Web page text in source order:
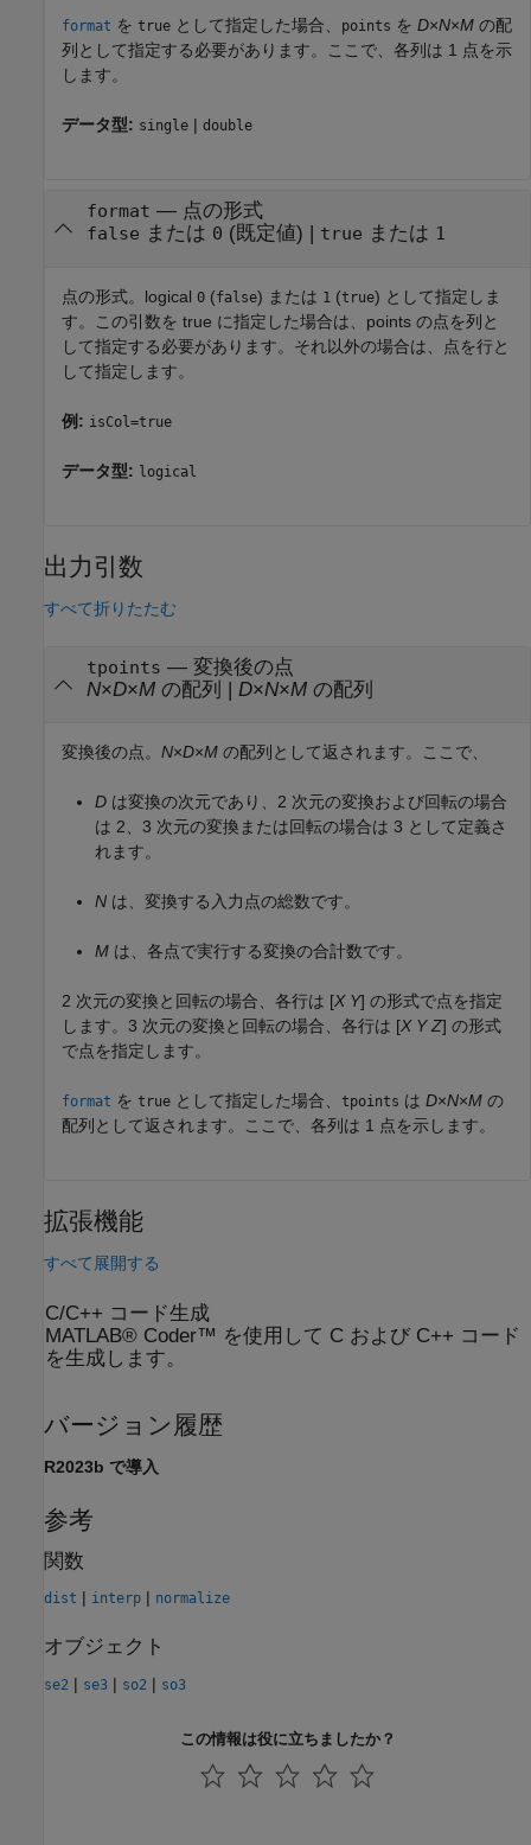
format を true として指定した場合、 points を D×N×M の配
列として指定する必要があります。ここで、各列は 1 点を示
します。
データ型: single | double
format — 点の形式
false または 0 (既定値) | true または 1
点の形式。logical 0 (false) または 1 (true) として指定しま
す。この引数を true に指定した場合は、points の点を列と
して指定する必要があります。それ以外の場合は、点を行と
して指定します。
例: isCol=true
データ型: logical
出力引数
すべて折りたたむ
tpoints — 変換後の点
N×D×Mの配列 | D×N×Mの配列
変換後の点。 N×D×M の配列として返されます。ここで、
D は変換の次元であり、2 次元の変換および回転の場合
は 2、3 次元の変換または回転の場合は 3 として定義さ
れます。
N は、変換する入力点の総数です。
M は、各点で実行する変換の合計数です。
2 次元の変換と回転の場合、各行は [X Y] の形式で点を指定
します。3 次元の変換と回転の場合、各行は [X Y Z] の形式
で点を指定します。
format を true として指定した場合、 tpoints は D×N×M の
配列として返されます。ここで、各列は 1 点を示します。
拡張機能
すべて展開する
C/C++ コード生成
MATLAB® Coder™ を使用して C および C++ コード
を生成します。
バージョン履歴
R2023b で導入
参考
関数
dist | interp | normalize
オブジェクト
se2 | se3 | so2 | so3
この情報は役に立ちましたか？